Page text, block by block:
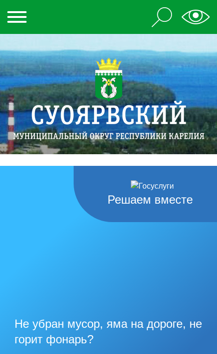
Решаем вместе
Не убран мусор, яма на дороге, не
горит фонарь?